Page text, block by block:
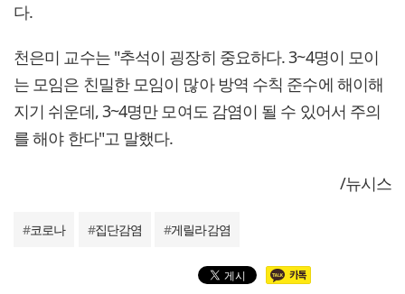
다.
천은미 교수는 "추석이 굉장히 중요하다. 3~4명이 모이
는 모임은 친밀한 모임이 많아 방역 수칙 준수에 해이해
지기 쉬운데, 3~4명만 모여도 감염이 될 수 있어서 주의
를 해야 한다"고 말했다.
/뉴시스
#코로나 #집단감염 #게릴라감염